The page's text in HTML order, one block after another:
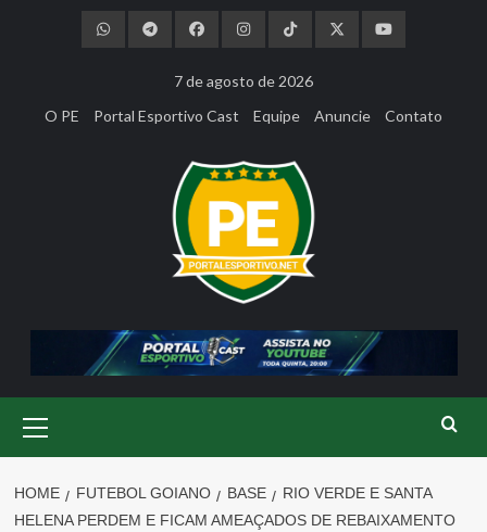
7 de agosto de 2026
O PE
Portal Esportivo Cast Equipe Anuncie Contato
Menu
HOME FUTEBOL GOIANO BASE
RIO VERDE E SANTA
HELENA PERDEM E FICAM AMEAÇADOS DE REBAIXAMENTO